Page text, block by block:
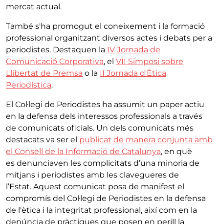
mercat actual.
També s'ha promogut el coneixement i la formació
professional organitzant diversos actes i debats per a
periodistes. Destaquen la IV Jornada de
Comunicació Corporativa, el VII Simposi sobre
Llibertat de Premsa o la II Jornada d'Ètica
Periodística.
El Col·legi de Periodistes ha assumit un paper actiu
en la defensa dels interessos professionals a través
de comunicats oficials. Un dels comunicats més
destacats va ser el publicat de manera conjunta amb
el Consell de la Informació de Catalunya, en què
es denunciaven les complicitats d’una minoria de
mitjans i periodistes amb les clavegueres de
l’Estat. Aquest comunicat posa de manifest el
compromís del Col·legi de Periodistes en la defensa
de l'ètica i la integritat professional, així com en la
denúncia de pràctiques que posen en perill la